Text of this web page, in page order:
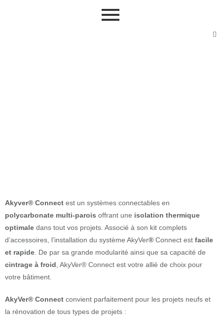
Akyver® Connect est un systèmes connectables en
polycarbonate multi-parois offrant une isolation thermique
optimale dans tout vos projets. Associé à son kit complets
d’accessoires, l’installation du système AkyVer® Connect est facile
et rapide . De par sa grande modularité ainsi que sa capacité de
cintrage à froid , AkyVer® Connect est votre allié de choix pour
votre bâtiment.
AkyVer® Connect convient parfaitement pour les projets neufs et
la rénovation de tous types de projets :